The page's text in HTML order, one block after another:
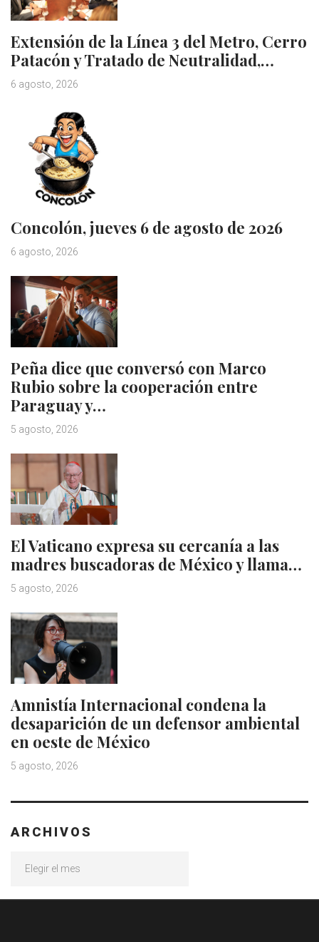
Extensión de la Línea 3 del Metro, Cerro
Patacón y Tratado de Neutralidad,…
6 agosto, 2026
Concolón, jueves 6 de agosto de 2026
6 agosto, 2026
Peña dice que conversó con Marco
Rubio sobre la cooperación entre
Paraguay y…
5 agosto, 2026
El Vaticano expresa su cercanía a las
madres buscadoras de México y llama…
5 agosto, 2026
Amnistía Internacional condena la
desaparición de un defensor ambiental
en oeste de México
5 agosto, 2026
ARCHIVOS